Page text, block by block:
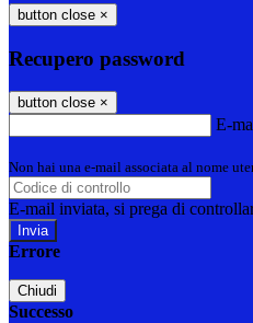
button close ×
Recupero password
button close ×
E-
Non hai una e-mail associata al nome
E-mail inviata, si prega di
Errore
Chiudi
Successo